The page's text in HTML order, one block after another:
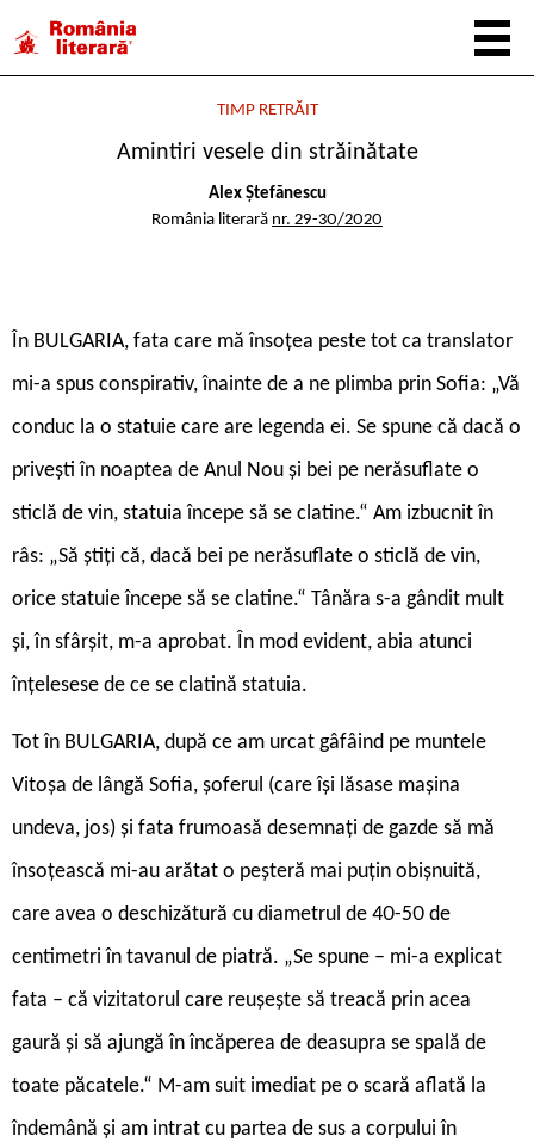
TIMP RETRĂIT
Amintiri vesele din străinătate
Alex Ștefănescu
România literară nr. 29-30/2020
În BULGARIA, fata care mă însoțea peste tot ca translator
mi-a spus conspirativ, înainte de a ne plimba prin Sofia: „Vă
conduc la o statuie care are legenda ei. Se spune că dacă o
privești în noaptea de Anul Nou și bei pe nerăsuflate o
sticlă de vin, statuia începe să se clatine.“ Am izbucnit în
râs: „Să știți că, dacă bei pe nerăsuflate o sticlă de vin,
orice statuie începe să se clatine.“ Tânăra s-a gândit mult
și, în sfârșit, m-a aprobat. În mod evident, abia atunci
înțelesese de ce se clatină statuia.
Tot în BULGARIA, după ce am urcat gâfâind pe muntele
Vitoșa de lângă Sofia, șoferul (care își lăsase mașina
undeva, jos) și fata frumoasă desemnați de gazde să mă
însoțească mi-au arătat o peșteră mai puțin obișnuită,
care avea o deschizătură cu diametrul de 40-50 de
centimetri în tavanul de piatră. „Se spune – mi-a explicat
fata – că vizitatorul care reușește să treacă prin acea
gaură și să ajungă în încăperea de deasupra se spală de
toate păcatele.“ M-am suit imediat pe o scară aflată la
îndemână și am intrat cu partea de sus a corpului în